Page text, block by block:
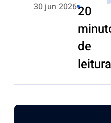
30 jun 202620
de
leitura